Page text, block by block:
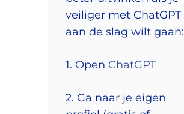
veiliger met ChatGPT
aan de slag wilt gaan:
1. Open ChatGPT
2. Ga naar je eigen